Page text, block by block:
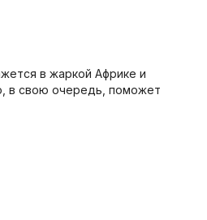
в жаркой Африке и
в свою очередь, поможет
возможностями.